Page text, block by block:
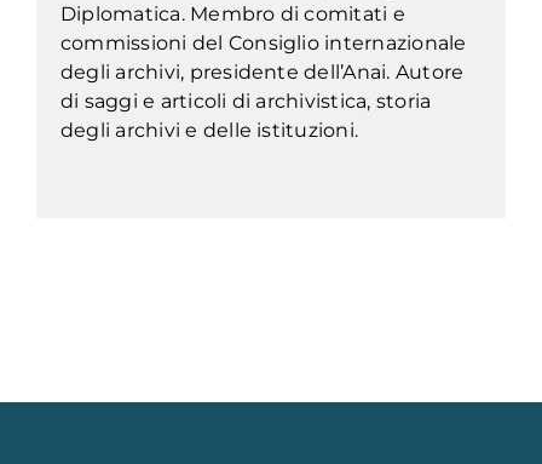
Diplomatica. Membro di comitati e
commissioni del Consiglio internazionale
degli archivi, presidente dell’Anai. Autore
di saggi e articoli di archivistica, storia
degli archivi e delle istituzioni.